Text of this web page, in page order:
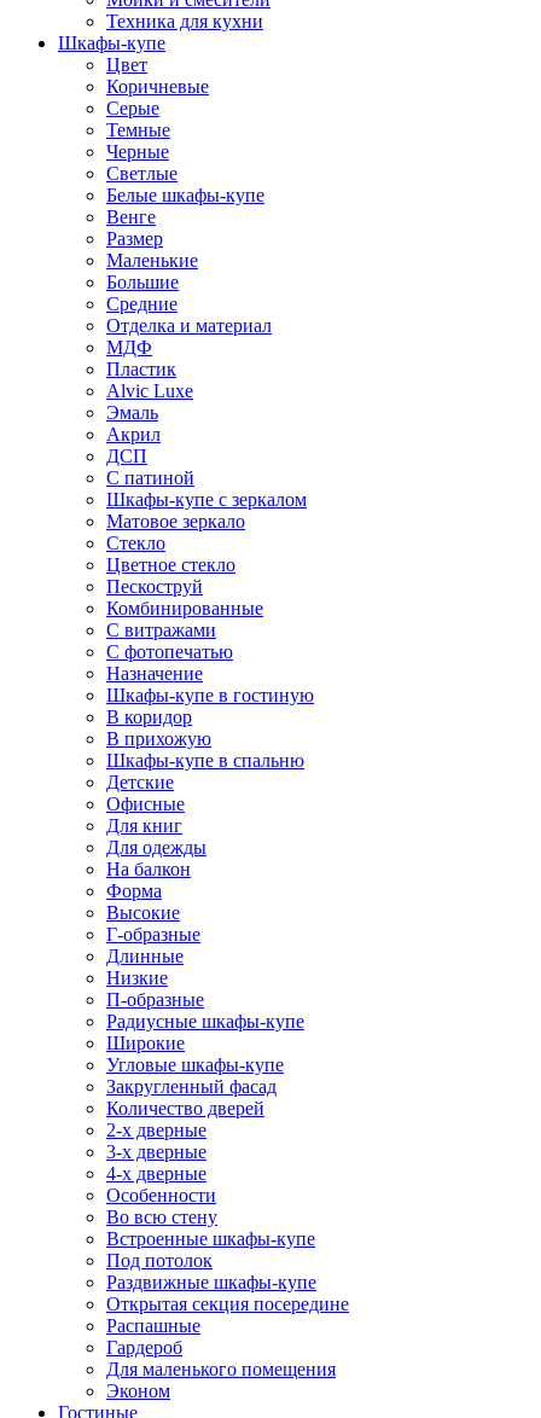
Техника для кухни
Шкафы-купе
Цвет
Коричневые
Серые
Темные
Черные
Светлые
Белые шкафы-купе
Венге
Размер
Маленькие
Большие
Средние
Отделка и материал
МДФ
Пластик
Alvic Luxe
Эмаль
Акрил
ДСП
С патиной
Шкафы-купе с зеркалом
Матовое зеркало
Стекло
Цветное стекло
Пескоструй
Комбинированные
С витражами
С фотопечатью
Назначение
Шкафы-купе в гостиную
В коридор
В прихожую
Шкафы-купе в спальню
Детские
Офисные
Для книг
Для одежды
На балкон
Форма
Высокие
Г-образные
Длинные
Низкие
П-образные
Радиусные шкафы-купе
Широкие
Угловые шкафы-купе
Закругленный фасад
Количество дверей
2-х дверные
3-х дверные
4-х дверные
Особенности
Во всю стену
Встроенные шкафы-купе
Под потолок
Раздвижные шкафы-купе
Открытая секция посередине
Распашные
Гардероб
Для маленького помещения
Эконом
Гостиные